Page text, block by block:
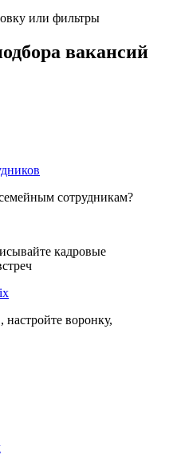
или фильтры
вакансий
сотрудникам?
кадровые
настройте воронку,